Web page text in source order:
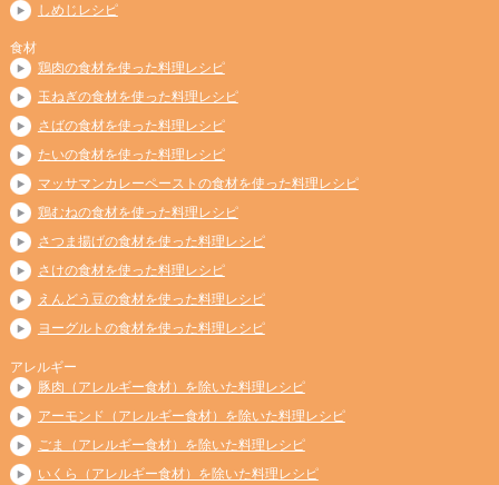
しめじレシピ
食材
鶏肉の食材を使った料理レシピ
玉ねぎの食材を使った料理レシピ
さばの食材を使った料理レシピ
たいの食材を使った料理レシピ
マッサマンカレーペーストの食材を使った料理レシピ
鶏むねの食材を使った料理レシピ
さつま揚げの食材を使った料理レシピ
さけの食材を使った料理レシピ
えんどう豆の食材を使った料理レシピ
ヨーグルトの食材を使った料理レシピ
アレルギー
豚肉（アレルギー食材）を除いた料理レシピ
アーモンド（アレルギー食材）を除いた料理レシピ
ごま（アレルギー食材）を除いた料理レシピ
いくら（アレルギー食材）を除いた料理レシピ